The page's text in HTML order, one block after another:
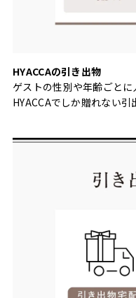
HYACCAの引き出物
ゲストの性別や年齢ごと
HYACCAでしか贈れない引